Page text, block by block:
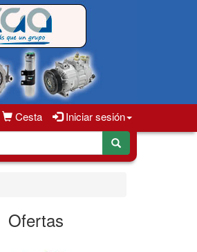
Cesta Iniciar sesión
Ofertas